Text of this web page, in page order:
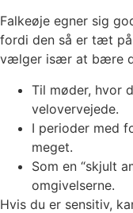
Falkeøje egner sig
fordi den så er tæt
vælger især at bære
Til møder, hvor
velovervejede.
I perioder med
meget.
Som en “skjult
omgivelserne.
Hvis du er sensitiv,